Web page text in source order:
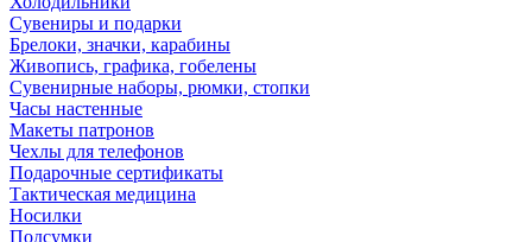
Сувениры и подарки
Брелоки, значки, карабины
Живопись, графика, гобелены
Сувенирные наборы, рюмки, стопки
Часы настенные
Макеты патронов
Чехлы для телефонов
Подарочные сертификаты
Тактическая медицина
Носилки
Подсумки